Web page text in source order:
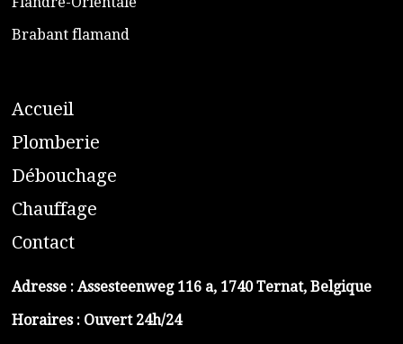
​Brabant flamand
Accueil
​Plomberie
Débouchage
Chauffage
Contact
Adresse : Assesteenweg 116 a, 1740 Ternat, Belgique
Horaires : Ouvert 24h/24